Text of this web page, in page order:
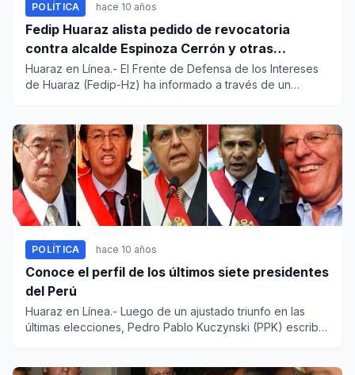
POLÍTICA hace 10 años
Fedip Huaraz alista pedido de revocatoria
contra alcalde Espinoza Cerrón y otras
autoridades
Huaraz en Línea.- El Frente de Defensa de los Intereses
de Huaraz (Fedip-Hz) ha informado a través de un
POLÍTICA hace 10 años
Conoce el perfil de los últimos siete presidentes
del Perú
Huaraz en Línea.- Luego de un ajustado triunfo en las
últimas elecciones, Pedro Pablo Kuczynski (PPK) escribe